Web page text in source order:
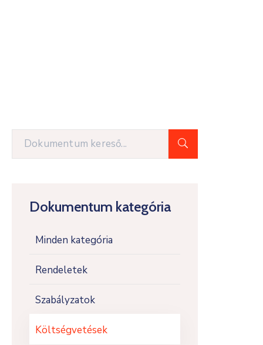
Dokumentum kategória
Minden kategória
Rendeletek
Szabályzatok
Költségvetések